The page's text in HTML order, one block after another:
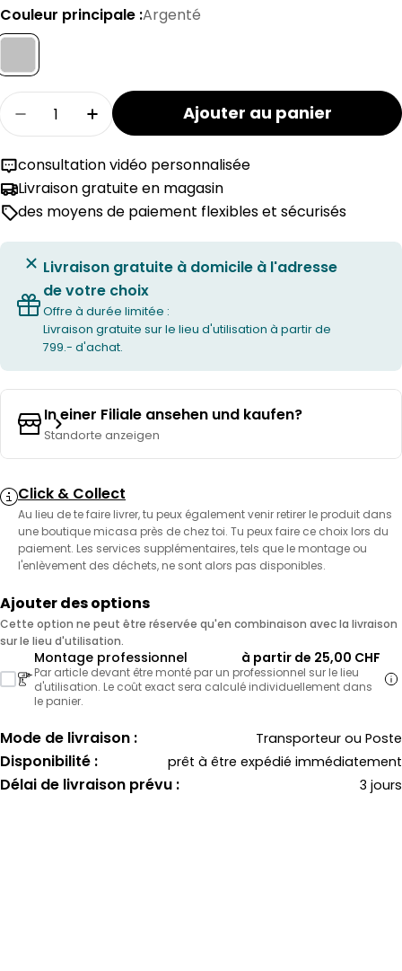
Couleur principale :Argenté
Quantité
Réduire la quantité pour la tringle à
Augmenter la quantité pour la tringle
Ajouter au panier
consultation vidéo personnalisée
Livraison gratuite en magasin
des moyens de paiement flexibles et sécurisés
Livraison gratuite à domicile à l'adresse
de votre choix
Offre à durée limitée :
Livraison gratuite sur le lieu d'utilisation à partir de
799.- d'achat.
In einer Filiale ansehen und kaufen?
Standorte anzeigen
Click & Collect
Au lieu de te faire livrer, tu peux également venir retirer le produit dans
une boutique micasa près de chez toi. Tu peux faire ce choix lors du
paiement. Les services supplémentaires, tels que le montage ou
l'enlèvement des déchets, ne sont alors pas disponibles.
Ajouter des options
Cette option ne peut être réservée qu'en combinaison avec la livraison
sur le lieu d'utilisation.
Montage professionnel à partir de 25,00 CHF
Par article devant être monté par un professionnel sur le lieu
d'utilisation. Le coût exact sera calculé individuellement dans
le panier.
Mode de livraison : Transporteur ou Poste
Disponibilité : prêt à être expédié immédiatement
Délai de livraison prévu : 3 jours